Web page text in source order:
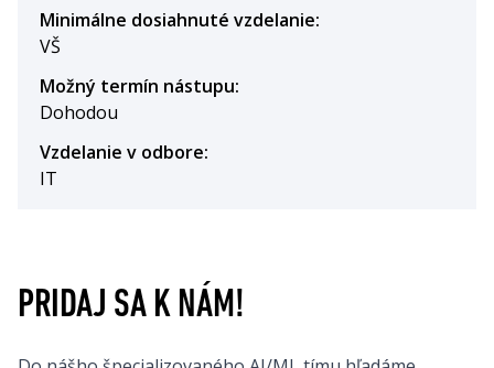
Minimálne dosiahnuté vzdelanie:
VŠ
Možný termín nástupu:
Dohodou
Vzdelanie v odbore:
IT
PRIDAJ SA K NÁM!